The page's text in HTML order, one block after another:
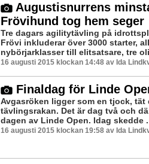
Augustisnurrens
Frövihund tog hem seger
Tre dagars agilitytävling på
Frövi inkluderar över 3000 starter,
nybörjarklasser till elitsatsare, tre
16 augusti 2015 klockan 14:48 av Ida
Finaldag för Linde
Avgasröken ligger som en tjock, tät
tävlingsrakan. Det är dag två och
dagen av Linde Open. Idag skedde
16 augusti 2015 klockan 19:58 av Ida